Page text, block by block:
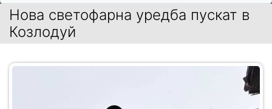
Нова светофарна уредба пускат в
Козлодуй